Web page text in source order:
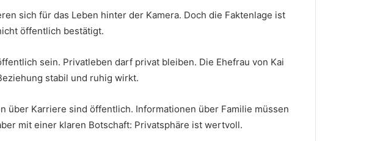
sich für das Leben hinter der Kamera. Doch die Faktenlage ist
öffentlich bestätigt.
sein. Privatleben darf privat bleiben. Die Ehefrau von Kai
stabil und ruhig wirkt.
über Karriere sind öffentlich. Informationen über Familie müssen
mit einer klaren Botschaft: Privatsphäre ist wertvoll.